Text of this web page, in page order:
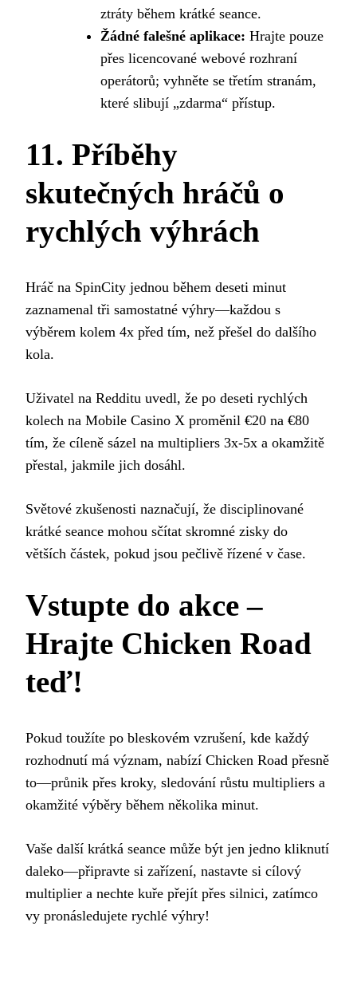
ztráty během krátké seance.
Žádné falešné aplikace: Hrajte pouze
přes licencované webové rozhraní
operátorů; vyhněte se třetím stranám,
které slibují „zdarma“ přístup.
11. Příběhy
skutečných hráčů o
rychlých výhrách
Hráč na SpinCity jednou během deseti minut
zaznamenal tři samostatné výhry—každou s
výběrem kolem 4x před tím, než přešel do dalšího
kola.
Uživatel na Redditu uvedl, že po deseti rychlých
kolech na Mobile Casino X proměnil €20 na €80
tím, že cíleně sázel na multipliers 3x‑5x a okamžitě
přestal, jakmile jich dosáhl.
Světové zkušenosti naznačují, že disciplinované
krátké seance mohou sčítat skromné zisky do
větších částek, pokud jsou pečlivě řízené v čase.
Vstupte do akce –
Hrajte Chicken Road
teď!
Pokud toužíte po bleskovém vzrušení, kde každý
rozhodnutí má význam, nabízí Chicken Road přesně
to—průnik přes kroky, sledování růstu multipliers a
okamžité výběry během několika minut.
Vaše další krátká seance může být jen jedno kliknutí
daleko—připravte si zařízení, nastavte si cílový
multiplier a nechte kuře přejít přes silnici, zatímco
vy pronásledujete rychlé výhry!